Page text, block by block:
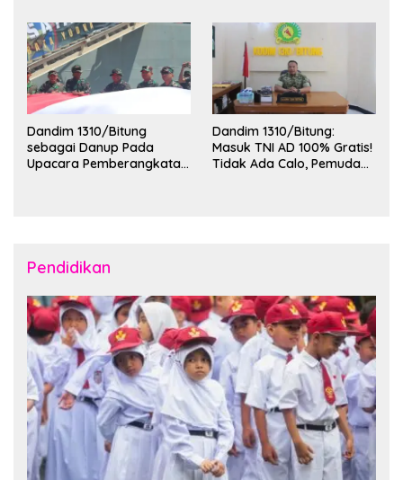
Kota Bitung
Dandim 1310/Bitung
sebagai Danup Pada
Upacara Pemberangkatan
Dandim 1310/Bitung:
Masuk TNI AD 100% Gratis!
Tidak Ada Calo, Pemuda
Pendidikan